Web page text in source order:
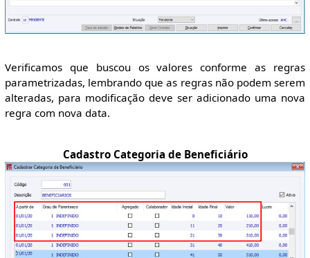
Verificamos que buscou os valores conforme as regras
parametrizadas, lembrando que as regras não podem serem
alteradas, para modificação deve ser adicionado uma nova
regra com nova data.
Cadastro Categoria de Beneficiário